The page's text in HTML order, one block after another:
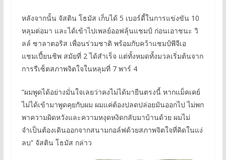
หลังจากนั้น จัสติน โธมัส เก็บได้ 5 เบอร์ดี้ในการแข่งขัน 10
หลุมต่อมา และได้เข้าไปเพลย์ออฟลุ้นแชมป์ ก่อนเอาชนะ วิ
ลล์ ซาลาตอริส เพื่อนร่วมชาติ พร้อมกับคว้าแชมป์พีจีเอ
แชมเปี้ยนชิพ สมัยที่ 2 ได้สำเร็จ แต่ทั้งหมดทั้งมวลเริ่มต้นจาก
การรีเซ็ตสภาพจิตใจในหลุมที่ 7 พาร์ 4
“ผมพูดได้อย่างมั่นใจเลยว่าคงไม่ได้มายืนตรงนี้ หากแม็คเคย์
ไม่ได้เข้ามาพูดคุยกับผม ผมแค่ต้องปลดปล่อยมันออกไป ไม่พก
พาความผิดหวังและความหงุดหงิดกลับมาบ้านด้วย ผมไม่
จำเป็นต้องเดินออกจากสนามกอล์ฟด้วยสภาพจิตใจที่คิดในแง่
ลบ” จัสติน โธมัส กล่าว